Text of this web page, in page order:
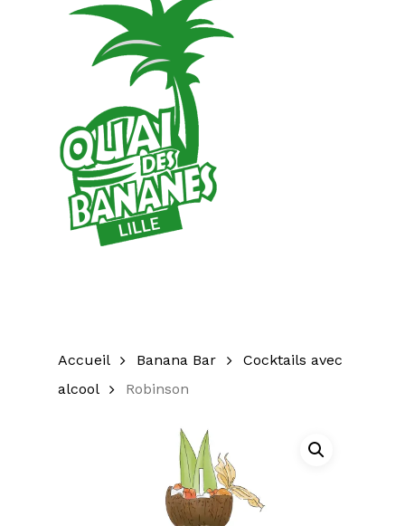
Accueil Banana Bar
Cocktails avec
alcool
Robinson